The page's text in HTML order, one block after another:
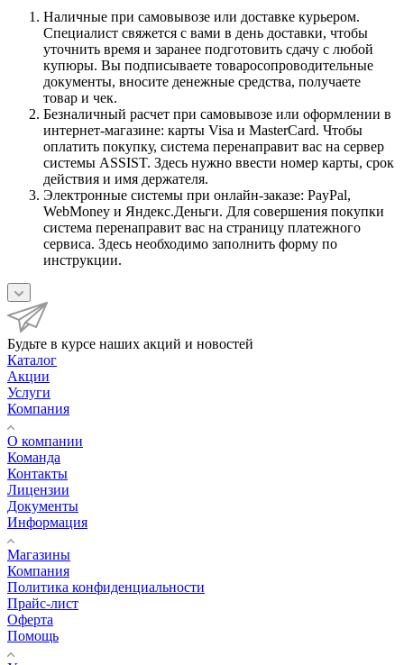
Наличные при самовывозе или доставке курьером.
Специалист свяжется с вами в день доставки, чтобы
уточнить время и заранее подготовить сдачу с любой
купюры. Вы подписываете товаросопроводительные
документы, вносите денежные средства, получаете
товар и чек.
Безналичный расчет при самовывозе или оформлении в
интернет-магазине: карты Visa и MasterCard. Чтобы
оплатить покупку, система перенаправит вас на сервер
системы ASSIST. Здесь нужно ввести номер карты, срок
действия и имя держателя.
Электронные системы при онлайн-заказе: PayPal,
WebMoney и Яндекс.Деньги. Для совершения покупки
система перенаправит вас на страницу платежного
сервиса. Здесь необходимо заполнить форму по
инструкции.
Будьте в курсе наших акций и новостей
Каталог
Акции
Услуги
Компания
О компании
Команда
Контакты
Лицензии
Документы
Информация
Магазины
Компания
Политика конфиденциальности
Прайс-лист
Оферта
Помощь